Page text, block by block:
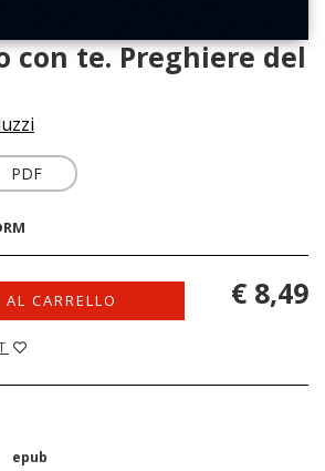
con te. Preghiere del
PDF
CARRELLO € 8,49
epub